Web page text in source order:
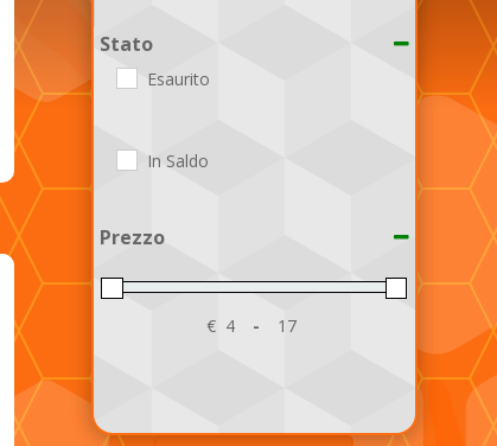
Stato
Esaurito
In Saldo
Prezzo
€
Minimum Price
-
Maximum Price